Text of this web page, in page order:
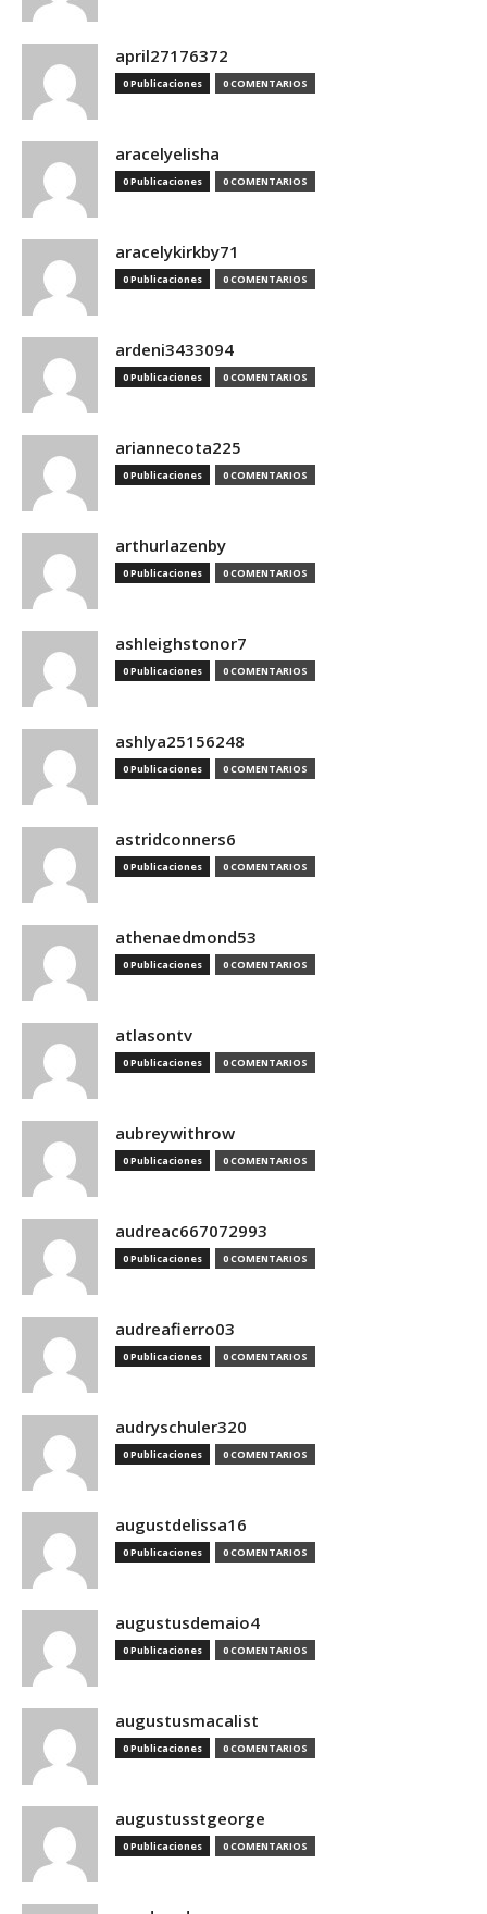
april27176372
0 Publicaciones 0 COMENTARIOS
aracelyelisha
0 Publicaciones 0 COMENTARIOS
aracelykirkby71
0 Publicaciones 0 COMENTARIOS
ardeni3433094
0 Publicaciones 0 COMENTARIOS
ariannecota225
0 Publicaciones 0 COMENTARIOS
arthurlazenby
0 Publicaciones 0 COMENTARIOS
ashleighstonor7
0 Publicaciones 0 COMENTARIOS
ashlya25156248
0 Publicaciones 0 COMENTARIOS
astridconners6
0 Publicaciones 0 COMENTARIOS
athenaedmond53
0 Publicaciones 0 COMENTARIOS
atlasontv
0 Publicaciones 0 COMENTARIOS
aubreywithrow
0 Publicaciones 0 COMENTARIOS
audreac667072993
0 Publicaciones 0 COMENTARIOS
audreafierro03
0 Publicaciones 0 COMENTARIOS
audryschuler320
0 Publicaciones 0 COMENTARIOS
augustdelissa16
0 Publicaciones 0 COMENTARIOS
augustusdemaio4
0 Publicaciones 0 COMENTARIOS
augustusmacalist
0 Publicaciones 0 COMENTARIOS
augustusstgeorge
0 Publicaciones 0 COMENTARIOS